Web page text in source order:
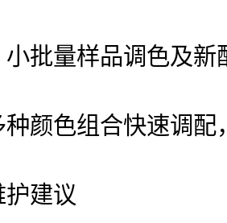
批量样品调色及新
颜色组合快速调配
护建议